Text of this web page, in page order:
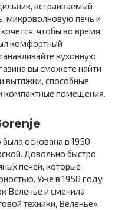
встраиваемый
микроволновую печь и
чтобы во время
комфортный
кухонную
вы сможете найти
вытяжки, способные
компактные помещения.
основана в 1950
Довольно быстро
печей, которые
Уже в 1958 году
Веленье и сменила
техники, Веленье».